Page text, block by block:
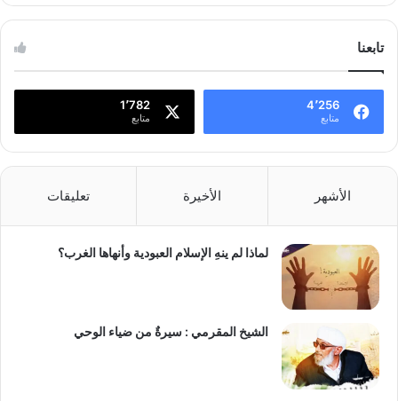
تابعنا
4٬256
متابع
1٬782
متابع
الأشهر الأخيرة تعليقات
لماذا لم ينهِ الإسلام العبودية وأنهاها الغرب؟
الشيخ المقرمي : سيرةٌ من ضياء الوحي